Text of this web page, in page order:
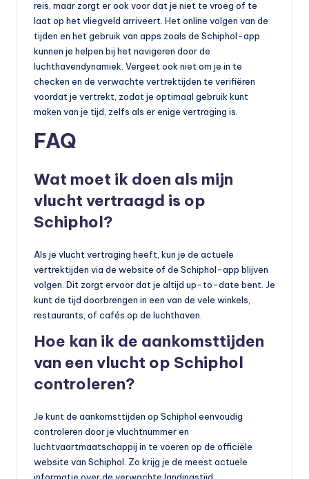
reis, maar zorgt er ook voor dat je niet te vroeg of te
laat op het vliegveld arriveert. Het online volgen van de
tijden en het gebruik van apps zoals de Schiphol-app
kunnen je helpen bij het navigeren door de
luchthavendynamiek. Vergeet ook niet om je in te
checken en de verwachte vertrektijden te verifiëren
voordat je vertrekt, zodat je optimaal gebruik kunt
maken van je tijd, zelfs als er enige vertraging is.
FAQ
Wat moet ik doen als mijn
vlucht vertraagd is op
Schiphol?
Als je vlucht vertraging heeft, kun je de actuele
vertrektijden via de website of de Schiphol-app blijven
volgen. Dit zorgt ervoor dat je altijd up-to-date bent. Je
kunt de tijd doorbrengen in een van de vele winkels,
restaurants, of cafés op de luchthaven.
Hoe kan ik de aankomsttijden
van een vlucht op Schiphol
controleren?
Je kunt de aankomsttijden op Schiphol eenvoudig
controleren door je vluchtnummer en
luchtvaartmaatschappij in te voeren op de officiële
website van Schiphol. Zo krijg je de meest actuele
informatie over de verwachte landingstijd.